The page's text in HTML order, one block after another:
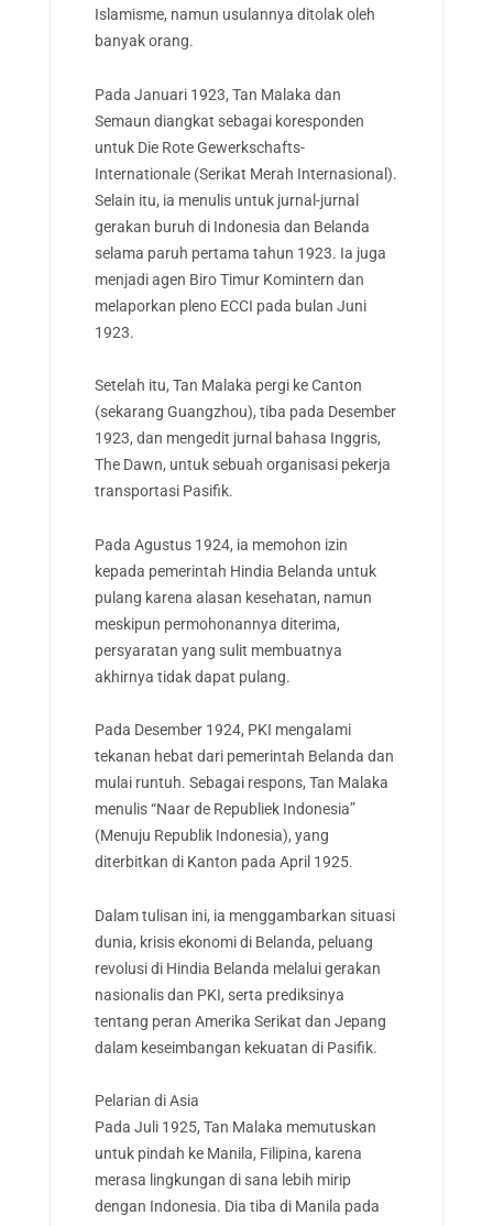
Islamisme, namun usulannya ditolak oleh
banyak orang.
Pada Januari 1923, Tan Malaka dan
Semaun diangkat sebagai koresponden
untuk Die Rote Gewerkschafts-
Internationale (Serikat Merah Internasional).
Selain itu, ia menulis untuk jurnal-jurnal
gerakan buruh di Indonesia dan Belanda
selama paruh pertama tahun 1923. Ia juga
menjadi agen Biro Timur Komintern dan
melaporkan pleno ECCI pada bulan Juni
1923.
Setelah itu, Tan Malaka pergi ke Canton
(sekarang Guangzhou), tiba pada Desember
1923, dan mengedit jurnal bahasa Inggris,
The Dawn, untuk sebuah organisasi pekerja
transportasi Pasifik.
Pada Agustus 1924, ia memohon izin
kepada pemerintah Hindia Belanda untuk
pulang karena alasan kesehatan, namun
meskipun permohonannya diterima,
persyaratan yang sulit membuatnya
akhirnya tidak dapat pulang.
Pada Desember 1924, PKI mengalami
tekanan hebat dari pemerintah Belanda dan
mulai runtuh. Sebagai respons, Tan Malaka
menulis “Naar de Republiek Indonesia”
(Menuju Republik Indonesia), yang
diterbitkan di Kanton pada April 1925.
Dalam tulisan ini, ia menggambarkan situasi
dunia, krisis ekonomi di Belanda, peluang
revolusi di Hindia Belanda melalui gerakan
nasionalis dan PKI, serta prediksinya
tentang peran Amerika Serikat dan Jepang
dalam keseimbangan kekuatan di Pasifik.
Pelarian di Asia
Pada Juli 1925, Tan Malaka memutuskan
untuk pindah ke Manila, Filipina, karena
merasa lingkungan di sana lebih mirip
dengan Indonesia. Dia tiba di Manila pada